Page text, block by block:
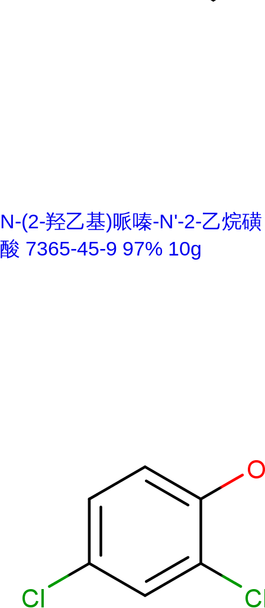
N-(2-羟乙基)哌嗪-N'-2-乙烷磺
酸 7365-45-9 97% 10g